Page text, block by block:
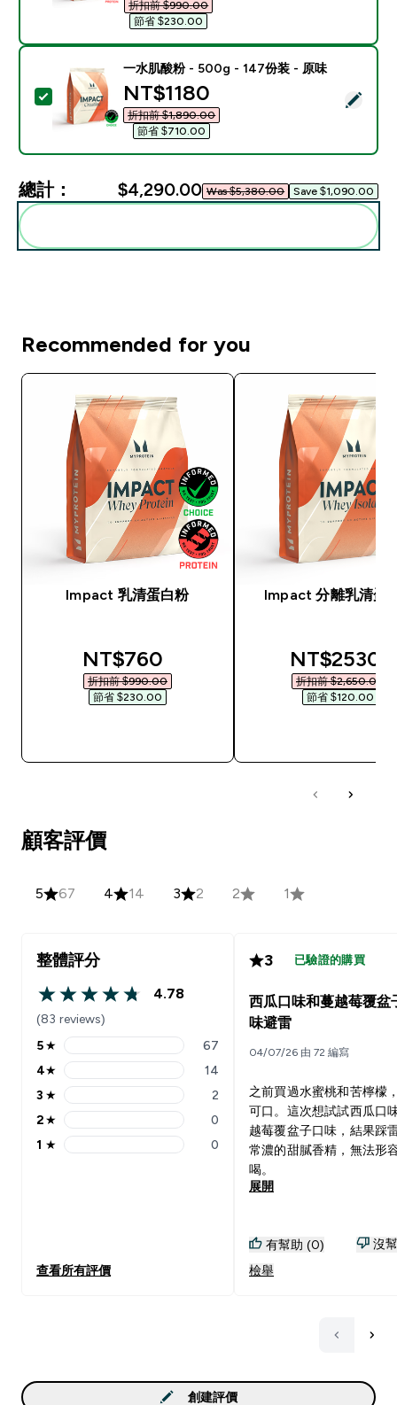
折扣前 $990.00‎
節省 $230.00‎
選取此商品 - 一水肌酸粉 - 500g - 147份装 - 原味
一水肌酸粉 - 500g - 147份装 - 原味
discounted price
NT$1180‎
折扣前 $1,890.00‎
節省 $710.00‎
總計： $4,290.00‎ Was $5,380.00‎ Save $1,090.00‎
Recommended for you
Impact 乳清蛋白粉
discounted price
NT$760‎
折扣前 $990.00‎
節省 $230.00‎
Impact 分離乳清蛋
NT$2530‎
折扣前 $2,650.00‎
節省 $120.00‎
顧客評價
5 67 4 14 3 2 2 1
整體評分
4.78 out of 5 stars
4.78
(83 reviews)
5 stars rating 67 reviews
5★ 67
4 stars rating 14 reviews
4★ 14
3 stars rating 2 reviews
3 ★ 2
2 stars rating 0 reviews
2★ 0
1 stars rating 0 reviews
1 ★ 0
查看所有評價
3 已驗證的購買
西瓜口味和蔓越莓覆盆
味避雷
04/07/26 由 72 編寫
之前買過水蜜桃和苦檸檬
可口。這次想試試西瓜口
越莓覆盆子口味，結果踩
常濃的甜膩香精，無法形
喝。
展開
有幫助 (0)
沒
檢舉
創建評價